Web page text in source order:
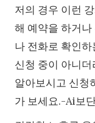
저의 경우 이런
해 예약을 하거
나 전화로 확인
신청 중이 아니
알아보시고 신청
가 보세요.-Ai보